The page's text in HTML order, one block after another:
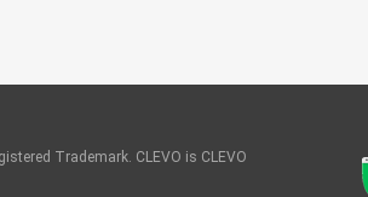
Trademark. CLEVO is CLEVO